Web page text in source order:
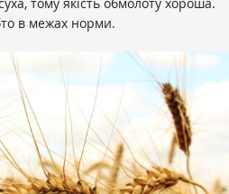
в межах норми.